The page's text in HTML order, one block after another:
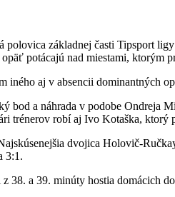
základnej časti Tipsport
potácajú nad miestami, ktorým
aj v absencii dominantných
bod a náhrada v podobe
trénerov robí aj Ivo Kotaška, ktorý
dvojica Holovič-
3:1.
38. a 39. minúty hostia domácich